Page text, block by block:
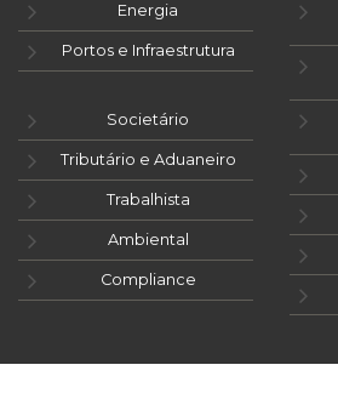
Energia
Portos e Infraestrutura
Societário
Tributário e Aduaneiro
Trabalhista
Ambiental
Compliance